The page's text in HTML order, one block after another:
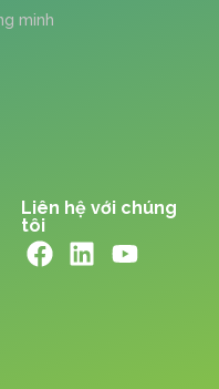
minh
Liên hệ với chúng
tôi